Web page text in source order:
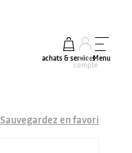
achats & services
mon
compte
Menu
Sauvegardez en favori